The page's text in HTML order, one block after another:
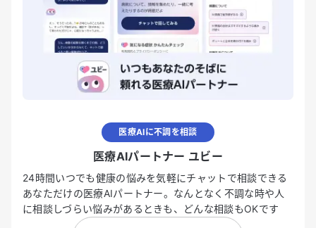
医療AIに不調を相談
医療AIパートナー ユビー
24時間いつでも健康の悩みを気軽にチャットで相談できる
あなただけの医療AIパートナー。なんとなく不調な時や人
に相談しづらい悩みがあるときも、どんな相談もOKです